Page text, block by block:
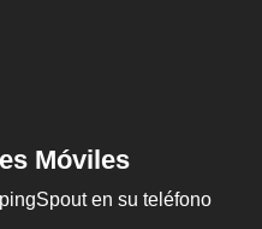
Móviles
en su teléfono